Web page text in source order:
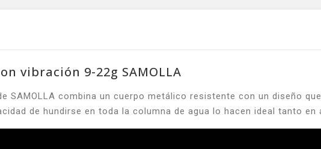
vibración 9-22g SAMOLLA
SAMOLLA combina un cuerpo metálico resistente con un diseño
de hundirse en toda la columna de agua lo hacen ideal tanto en